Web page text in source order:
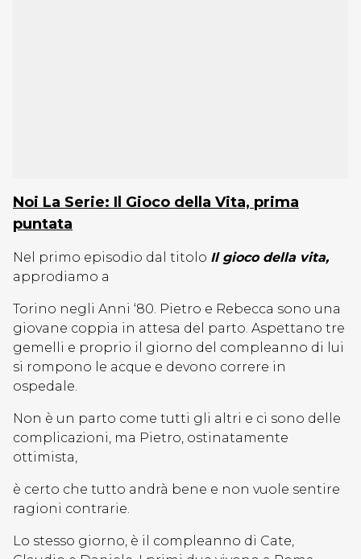
Noi La Serie: Il Gioco della Vita, prima
puntata
Nel primo episodio dal titolo Il gioco della vita,
approdiamo a
Torino negli Anni ‘80. Pietro e Rebecca sono una
giovane coppia in attesa del parto. Aspettano tre
gemelli e proprio il giorno del compleanno di lui
si rompono le acque e devono correre in
ospedale.
Non è un parto come tutti gli altri e ci sono delle
complicazioni, ma Pietro, ostinatamente
ottimista,
è certo che tutto andrà bene e non vuole sentire
ragioni contrarie.
Lo stesso giorno, è il compleanno di Cate,